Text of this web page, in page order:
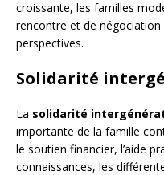
croissante, les familles
rencontre et de
perspectives.
Solidarité
La solidarité
importante de la famille
le soutien financier, l’aide
connaissances, les